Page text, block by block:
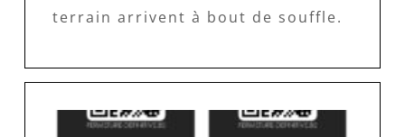
terrain arrivent à bout de souffle.